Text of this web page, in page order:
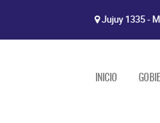
Jujuy 1335 -
INICIO